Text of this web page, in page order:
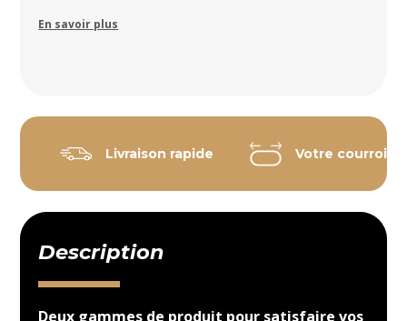
En savoir plus
Livraison rapide Votre courroie
Description
Deux gammes de produit pour satisfaire vos